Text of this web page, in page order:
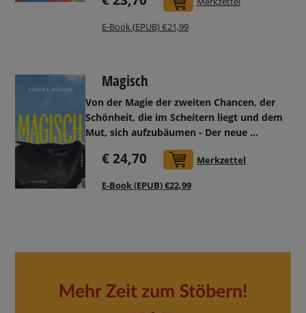
E-Book (EPUB) €21,99
Magisch
Von der Magie der zweiten Chancen, der
Schönheit, die im Scheitern liegt und dem
Mut, sich aufzubäumen - Der neue ...
€ 24,70 In den Warenkorb
Merkzettel
E-Book (EPUB) €22,99